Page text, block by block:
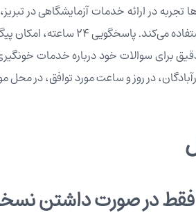
تجربه در ارائه خدمات آزمایشگاهی در
و پوشش گسترده در سطح شهر تبریز، این آزمایشگاه را متمایز کرده است.
برای سوالات خود درباره خدمات
در روز و ساعت مورد توافق، در
فقط در صورت داشتن